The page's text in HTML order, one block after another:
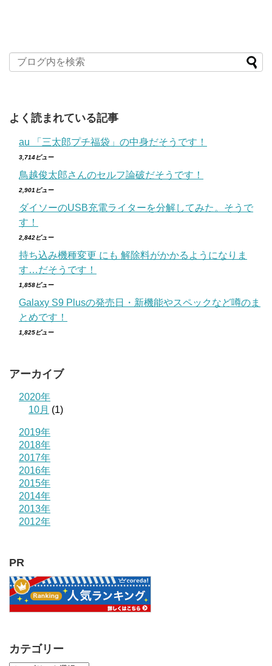
よく読まれている記事
au 「三太郎プチ福袋」の中身だそうです！
3,714ビュー
鳥越俊太郎さんのセルフ論破だそうです！
2,901ビュー
ダイソーのUSB充電ライターを分解してみた。そうで
す！
2,842ビュー
持ち込み機種変更 にも 解除料がかかるようになりま
す…だそうです！
1,858ビュー
Galaxy S9 Plusの発売日・新機能やスペックなど噂のま
とめです！
1,825ビュー
アーカイブ
2020年
10月 (1)
2019年
2018年
2017年
2016年
2015年
2014年
2013年
2012年
PR
カテゴリー